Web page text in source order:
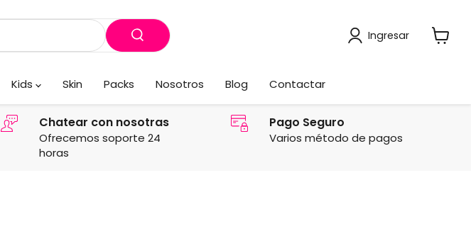
Ingresar
Kids Skin Packs Nosotros Blog Contactar
Chatear con nosotras
Ofrecemos soporte 24
horas
Pago Seguro
Varios método de pagos